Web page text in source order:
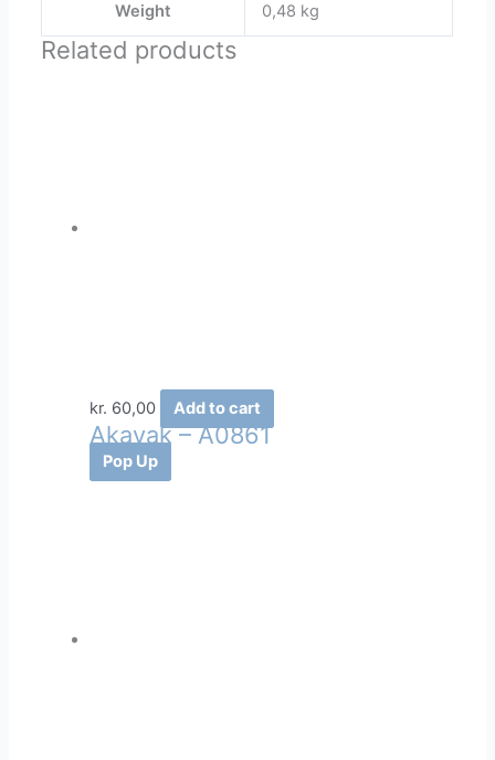
Weight
0,48 kg
Related products
kr. 60,00 Add to cart
Akavak – A0861
Pop Up